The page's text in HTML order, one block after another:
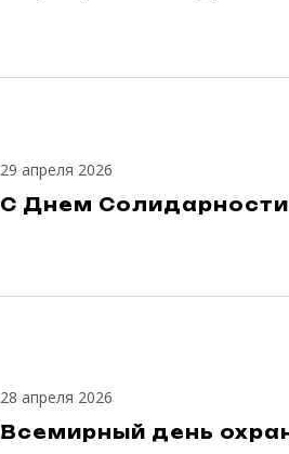
29 апреля 2026
С Днем
28 апреля 2026
Всемирный день